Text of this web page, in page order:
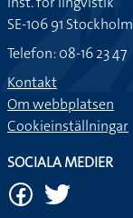
SE-106 91 Stockholm
Telefon: 08-16 23 47
Kontakt
Om webbplatsen
Cookieinställningar
SOCIALA MEDIER